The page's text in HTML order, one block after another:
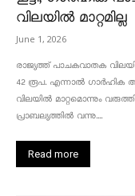
വിലയിൽ മാറ്റമില്ല
June 1, 2026
രാജ്യത്ത് പാചകവാതക
42 രൂപ. എന്നാൽ ഗാർഹിക
വിലയിൽ മാറ്റമൊന്നും
പ്രാബല്യത്തിൽ വന്നു....
Read more